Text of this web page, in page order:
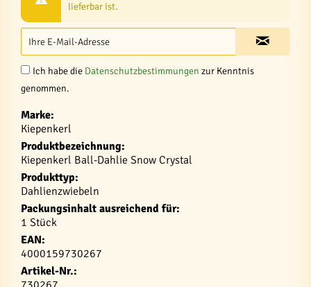
lieferbar ist.
Ich habe die Datenschutzbestimmungen zur Kenntnis
genommen.
Marke:
Kiepenkerl
Produktbezeichnung:
Kiepenkerl Ball-Dahlie Snow Crystal
Produkttyp:
Dahlienzwiebeln
Packungsinhalt ausreichend für:
1 Stück
EAN:
4000159730267
Artikel-Nr.: